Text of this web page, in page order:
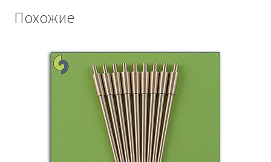
Похожие